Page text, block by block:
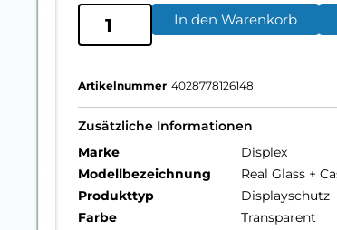
In den Warenkorb
Artikelnummer 4028778126148
Zusätzliche Informationen
Marke
Displex
Modellbezeichnung
Real Glass +
Produkttyp
Displayschutz
Farbe
Transparent